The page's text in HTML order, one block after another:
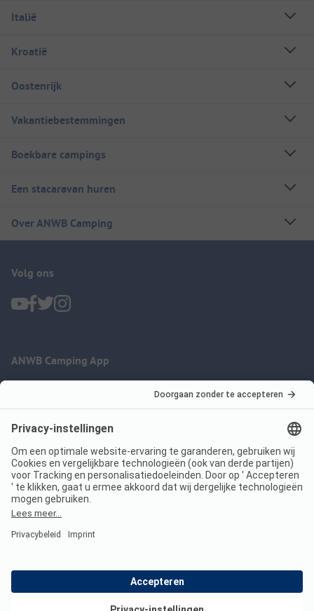
Italië
Kroatië
Oostenrijk
Vakantiebestemmingen
Boekbare campings
Een stacaravan huren
Over ANWB Camping
Volg ons
ANWB Camping App
Imprint
Jouw privacy
Voorwaarden
Wet digitale diensten